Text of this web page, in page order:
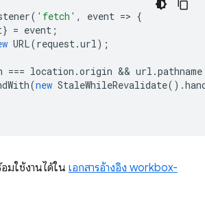
( 'fetch' , event => {
} = event ;
URL(request .url );
=== location .origin && url .pathname
(new StaleWhileRevalidate().
มใช้งานได้ใน เอกสารอ้างอิง workbox-